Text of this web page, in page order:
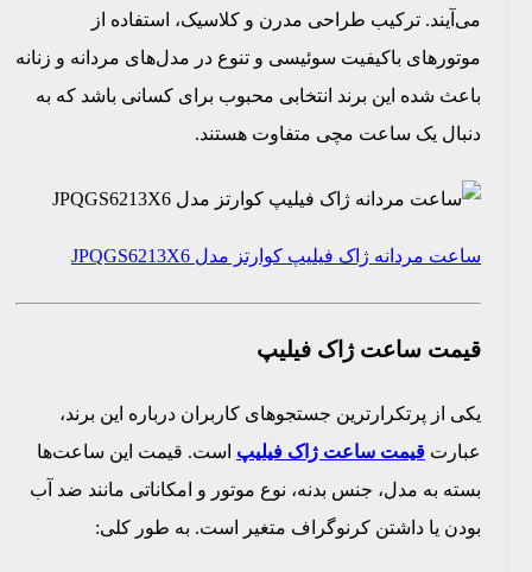
می‌آیند. ترکیب طراحی مدرن و کلاسیک، استفاده از
موتورهای باکیفیت سوئیسی و تنوع در مدل‌های مردانه و زنانه
باعث شده این برند انتخابی محبوب برای کسانی باشد که به
دنبال یک ساعت مچی متفاوت هستند.
ساعت مردانه ژاک فیلیپ کوارتز مدل JPQGS6213X6
قیمت ساعت ژاک فیلیپ
یکی از پرتکرارترین جستجوهای کاربران درباره این برند،
عبارت قیمت ساعت ژاک فیلیپ است. قیمت این ساعت‌ها
بسته به مدل، جنس بدنه، نوع موتور و امکاناتی مانند ضد آب
بودن یا داشتن کرنوگراف متغیر است. به طور کلی: